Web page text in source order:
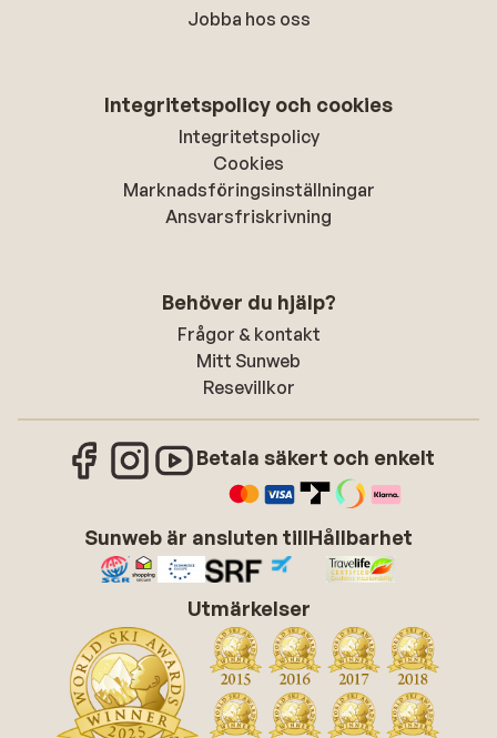
Jobba hos oss
Integritetspolicy och cookies
Integritetspolicy
Cookies
Marknadsföringsinställningar
Ansvarsfriskrivning
Behöver du hjälp?
Frågor & kontakt
Mitt Sunweb
Resevillkor
Betala säkert och enkelt
Sunweb är ansluten tillHållbarhet
Utmärkelser